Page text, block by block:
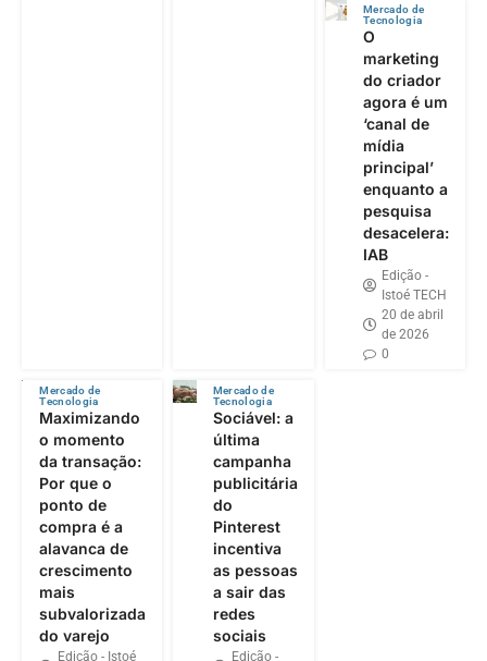
Mercado de
Tecnologia
O
marketing
do criador
agora é um
‘canal de
mídia
principal’
enquanto a
pesquisa
desacelera:
IAB
Edição -
Istoé TECH
20 de abril
de 2026
0
Mercado de
Tecnologia
Maximizando
o momento
da transação:
Por que o
ponto de
compra é a
alavanca de
crescimento
mais
subvalorizada
do varejo
Edição - Istoé
Mercado de
Tecnologia
Sociável: a
última
campanha
publicitária
do
Pinterest
incentiva
as pessoas
a sair das
redes
sociais
Edição -